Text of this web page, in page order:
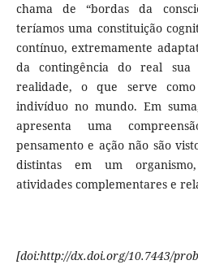
chama de “bordas da
teríamos uma constituição
contínuo, extremamente
da contingência do real sua
realidade, o que serve
indivíduo no mundo. Em
apresenta uma
pensamento e ação não são
distintas em um
atividades complementares e
[doi:http://dx.doi.org/10.7443/